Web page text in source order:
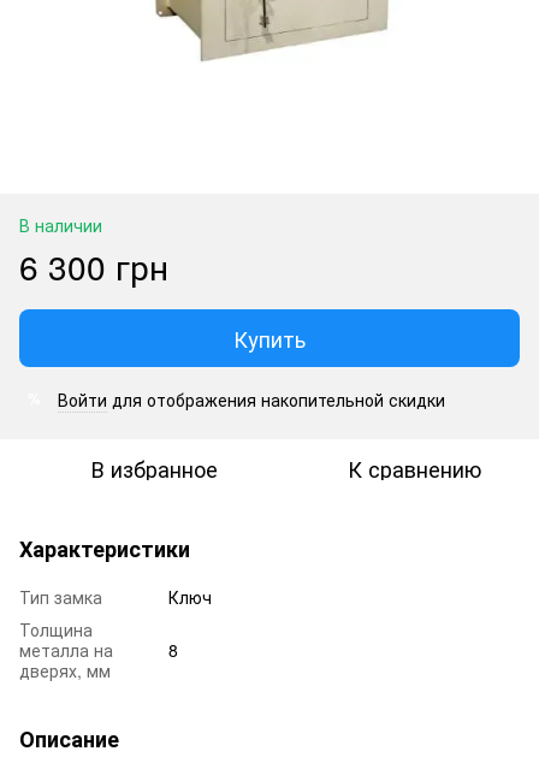
В наличии
6 300 грн
Купить
Войти для отображения накопительной скидки
В избранное К сравнению
Характеристики
Тип замка
Ключ
Толщина
металла на
дверях, мм
8
Описание